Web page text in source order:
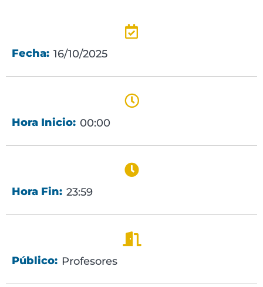
Fecha: 16/10/2025
Hora Inicio: 00:00
Hora Fin: 23:59
Público: Profesores